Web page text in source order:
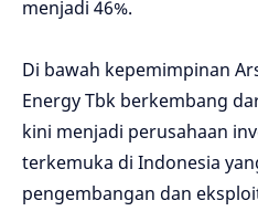
menjadi 46%.
Di bawah kepemimpinan
Energy Tbk berkembang
kini menjadi perusahaan
terkemuka di Indonesia
pengembangan dan